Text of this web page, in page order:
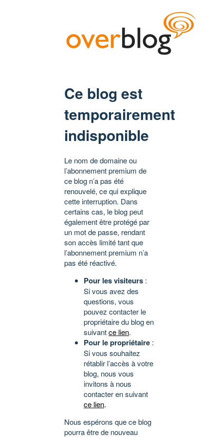
Ce blog est
temporairement
indisponible
Le nom de domaine ou
l’abonnement premium de
ce blog n’a pas été
renouvelé, ce qui explique
cette interruption. Dans
certains cas, le blog peut
également être protégé par
un mot de passe, rendant
son accès limité tant que
l’abonnement premium n’a
pas été réactivé.
Pour les visiteurs :
Si vous avez des
questions, vous
pouvez contacter le
propriétaire du blog en
suivantce lien.
Pour le propriétaire :
Si vous souhaitez
rétablir l’accès à votre
blog, nous vous
invitons à nous
contacter en suivant
ce lien.
Nous espérons que ce blog
pourra être de nouveau